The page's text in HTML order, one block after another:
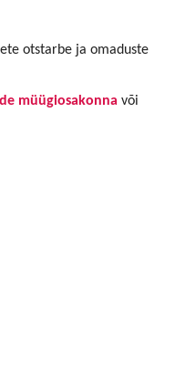
otstarbe ja omaduste
müügiosakonna või